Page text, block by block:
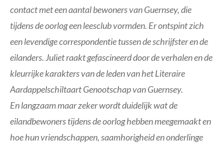
contact met een aantal bewoners van Guernsey, die
tijdens de oorlog een leesclub vormden. Er ontspint zich
een levendige correspondentie tussen de schrijfster en de
eilanders. Juliet raakt gefascineerd door de verhalen en de
kleurrijke karakters van de leden van het Literaire
Aardappelschiltaart Genootschap van Guernsey.
En langzaam maar zeker wordt duidelijk wat de
eilandbewoners tijdens de oorlog hebben meegemaakt en
hoe hun vriendschappen, saamhorigheid en onderlinge